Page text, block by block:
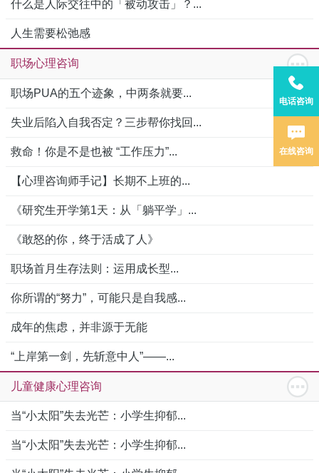
什么是人际交往中的「被动攻击」？...
人生需要松弛感
职场心理咨询
职场PUA的五个迹象，中两条就要...
失业后陷入自我否定？三步帮你找回...
救命！你是不是也被 “工作压力”...
【心理咨询师手记】长期不上班的...
《研究生开学第1天：从「躺平学」...
《敢怒的你，终于活成了人》
职场首月生存法则：运用成长型...
你所谓的“努力”，可能只是自我感...
成年的焦虑，并非源于无能
“上岸第一剑，先斩意中人”——...
儿童健康心理咨询
当“小太阳”失去光芒：小学生抑郁...
当“小太阳”失去光芒：小学生抑郁...
电话咨询
在线咨询